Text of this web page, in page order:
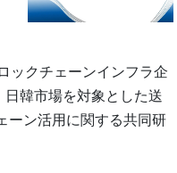
ックチェーンインフラ企
韓市場を対象とした送
ーン活用に関する共同研